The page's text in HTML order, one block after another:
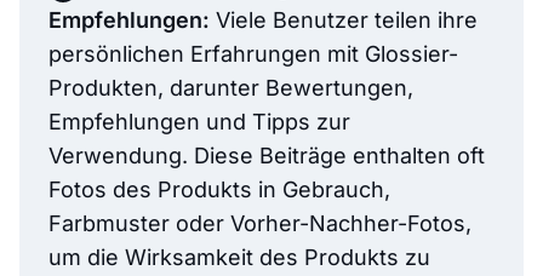
Empfehlungen: Viele Benutzer teilen ihre
persönlichen Erfahrungen mit Glossier-
Produkten, darunter Bewertungen,
Empfehlungen und Tipps zur
Verwendung. Diese Beiträge enthalten oft
Fotos des Produkts in Gebrauch,
Farbmuster oder Vorher-Nachher-Fotos,
um die Wirksamkeit des Produkts zu